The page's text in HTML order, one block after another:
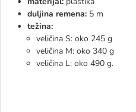
duljina remena: 5 m
težina:
veličina S: oko 245 g
veličina M: oko 340 g
veličina L: oko 490 g.